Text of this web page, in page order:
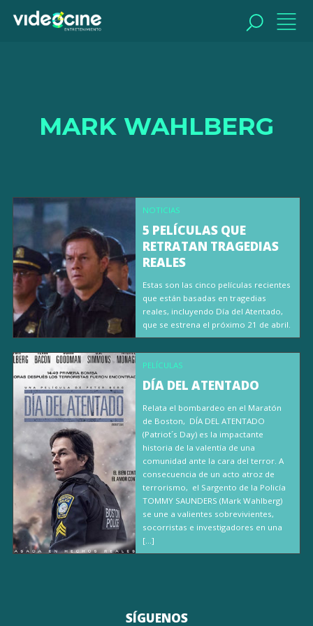
MARK WAHLBERG
NOTICIAS
5 PELÍCULAS QUE
RETRATAN TRAGEDIAS
REALES
Estas son las cinco películas recientes
que están basadas en tragedias
reales, incluyendo Día del Atentado,
que se estrena el próximo 21 de abril.
PELÍCULAS
DÍA DEL ATENTADO
Relata el bombardeo en el Maratón
de Boston, DÍA DEL ATENTADO
(Patriot´s Day) es la impactante
historia de la valentía de una
comunidad ante la cara del terror. A
consecuencia de un acto atroz de
terrorismo, el Sargento de la Policía
TOMMY SAUNDERS (Mark Wahlberg)
se une a valientes sobrevivientes,
socorristas e investigadores en una
[…]
SÍGUENOS